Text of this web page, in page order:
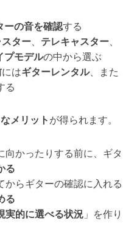
ーの音を確認する
ター、 テレキャスター、
プモデルの中から選ぶ
にはギターレンタル、また
る
メリット が得られます。
向かったりする前に、ギタ
る
からギターの確認に入れる
る
実的に選べる状況 」を作り